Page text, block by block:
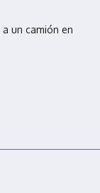
un camión en